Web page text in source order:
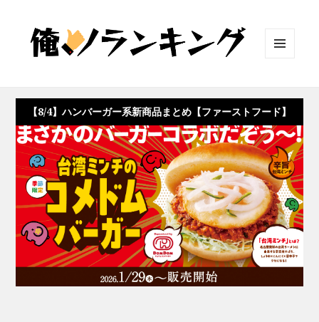
ット
【8/4】ハンバーガー系新商品まとめ【ファーストフード】